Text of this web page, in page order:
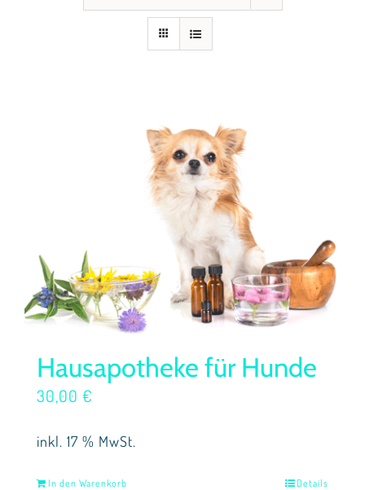
Aufzeichnungen
Warenkorb
Mein Konto
Hausapotheke für Hunde
30,00 €
inkl. 17 % MwSt.
In den Warenkorb Details